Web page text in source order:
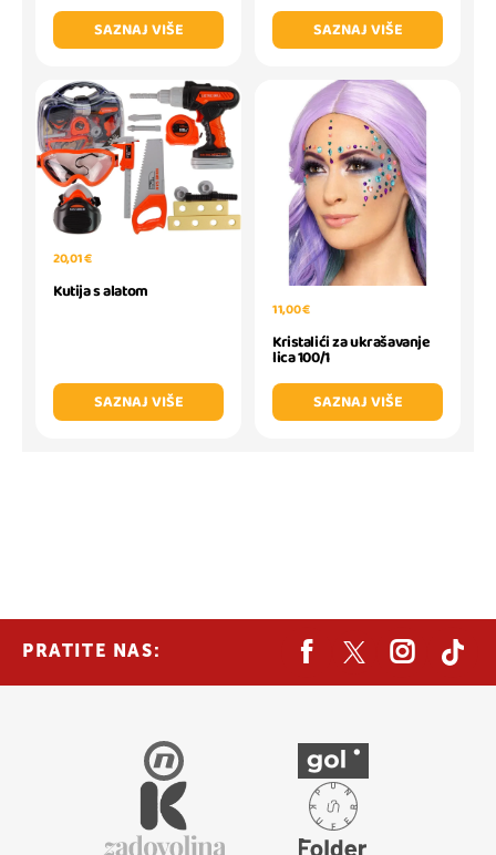
SAZNAJ VIŠE
SAZNAJ VIŠE
20,01 €
Kutija s alatom
SAZNAJ VIŠE
11,00 €
Kristalići za ukrašavanje
lica 100/1
SAZNAJ VIŠE
PRATITE NAS: